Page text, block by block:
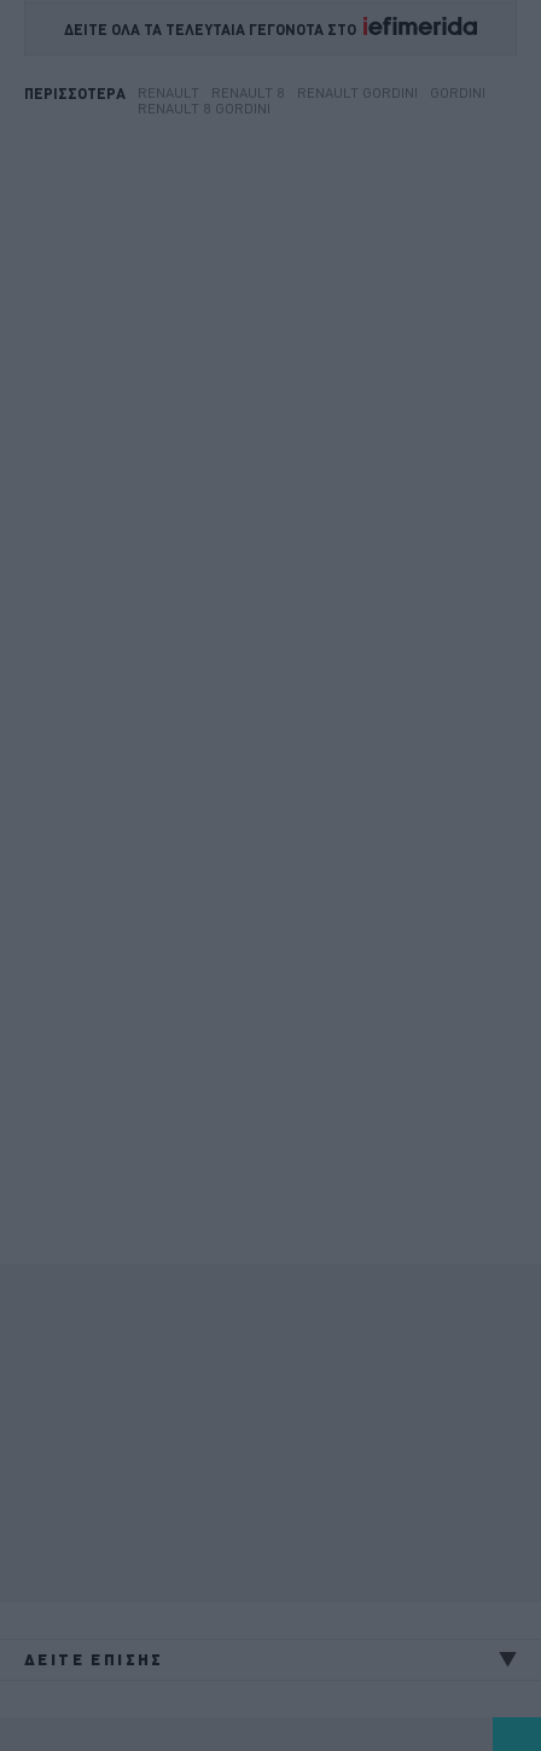
ΔΕΙΤΕ ΟΛΑ ΤΑ ΤΕΛΕΥΤΑΙΑ ΓΕΓΟΝΟΤΑ ΣΤΟ
ΠΕΡΙΣΣΟΤΕΡΑ RENAULT RENAULT 8 RENAULT GORDINI
GORDINI
RENAULT 8 GORDINI
ΔΕΙΤΕ ΕΠΙΣΗΣ